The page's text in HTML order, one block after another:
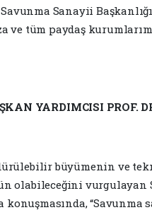
Sanayii
ve tüm paydaş
YARDIMCISI PROF.
büyümenin ve
olabileceğini vurgulayan
konuşmasında,